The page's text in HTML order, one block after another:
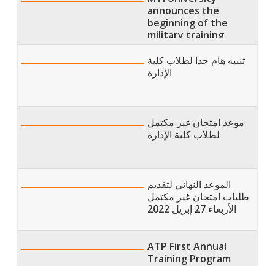
announces the
beginning of the
military training
sessions
تنبيه هام جدا لطلاب كلية
الإدارة
موعد امتحان غير مكتمل
لطلاب كلية الإدارة
الموعد النهائي لتقديم
طلبات امتحان غير مكتمل
الأربعاء 27 إبريل 2022
ATP First Annual
Training Program